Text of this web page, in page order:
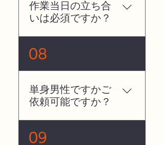
そ3時間〜が目安になり
ます。一軒丸ごとなどの
ご依頼の場合はご予約状
況なども踏まえ、個別に
見積もりいたしますので
お気軽にお問い合わせく
ださい。
作業当日の立ち合
いは必須ですか？
はい、原則立ち合いはお
願いしております。個別
の状況に応じて、立ち合
いなしでも作業が可能な
場合もございますので一
度ご相談くださいませ。
08
単身男性ですかご
依頼可能ですか？
申し訳ございません。女
性一人でお伺いしますの
09